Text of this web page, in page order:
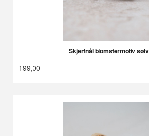
Skjerfnål blomstermotiv sølv
199,00